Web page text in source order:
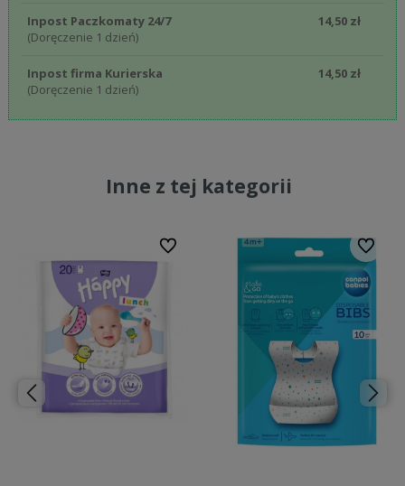
Inpost Paczkomaty 24/7
(Doręczenie 1 dzień)
14,50 zł
Inpost firma Kurierska
(Doręczenie 1 dzień)
14,50 zł
Inne z tej kategorii
Do ulubionych Do